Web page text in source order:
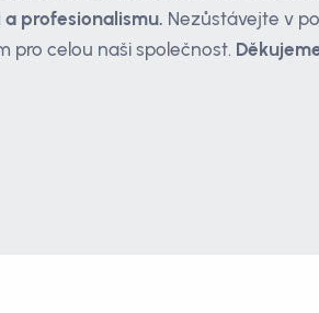
profesionalismu. Nezůstávejte v
pro celou naši společnost.